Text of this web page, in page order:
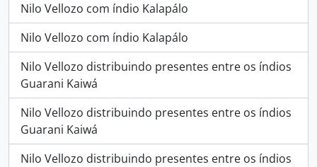
Nilo Vellozo com índio Kalapálo
Nilo Vellozo com índio Kalapálo
Nilo Vellozo distribuindo presentes entre os índios
Guarani Kaiwá
Nilo Vellozo distribuindo presentes entre os índios
Guarani Kaiwá
Nilo Vellozo distribuindo presentes entre os índios